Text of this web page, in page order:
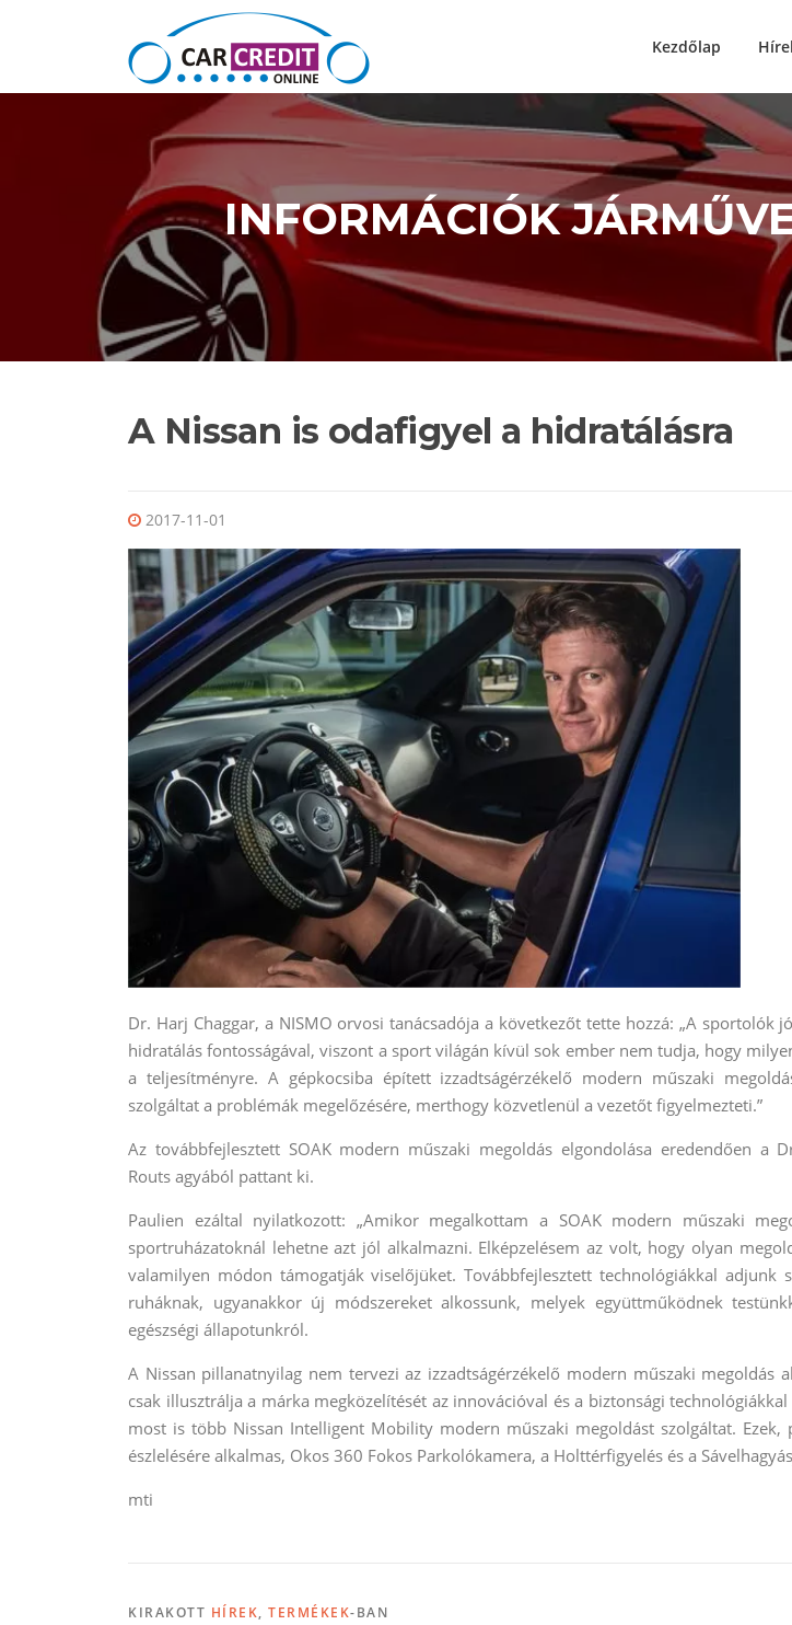
Kezdőlap
INFORMÁCIÓK
A Nissan is odafigyel a hidratálásra
2017-11-01
Dr. Harj Chaggar, a NISMO orvosi tanácsadója a következőt tette hozzá: „A sportolók
hidratálás fontosságával, viszont a sport világán kívül sok ember nem tudja, hogy
a teljesítményre. A gépkocsiba épített izzadtságérzékelő modern műszaki
szolgáltat a problémák megelőzésére, merthogy közvetlenül a vezetőt figyelmezteti.”
Az továbbfejlesztett SOAK modern műszaki megoldás elgondolása eredendően a
Routs agyából pattant ki.
Paulien ezáltal nyilatkozott: „Amikor megalkottam a SOAK modern műszaki
sportruházatoknál lehetne azt jól alkalmazni. Elképzelésem az volt, hogy olyan
valamilyen módon támogatják viselőjüket. Továbbfejlesztett technológiákkal adjunk
ruháknak, ugyanakkor új módszereket alkossunk, melyek együttműködnek
egészségi állapotunkról.
A Nissan pillanatnyilag nem tervezi az izzadtságérzékelő modern műszaki megoldás
csak illusztrálja a márka megközelítését az innovációval és a biztonsági
most is több Nissan Intelligent Mobility modern műszaki megoldást szolgáltat. Ezek,
észlelésére alkalmas, Okos 360 Fokos Parkolókamera, a Holttérfigyelés és a
mti
KIRAKOTT HÍREK, TERMÉKEK-BAN